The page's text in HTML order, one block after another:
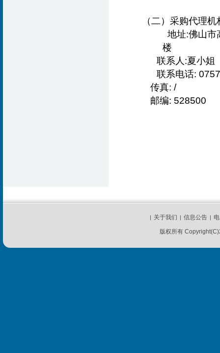
（二） 采购代理
地址:佛山市
楼
联系人:夏
联系电话:
传
邮编: 528500
| 关于我们 | 信息公告 |
版权所有